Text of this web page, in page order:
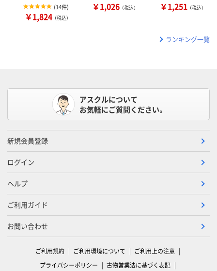
(14件)
￥1,824 （税込）
￥1,026 （税込） ￥1,251 （税込）
ランキング一覧
アスクルについて
お気軽にご質問ください。
新規会員登録
ログイン
ヘルプ
ご利用ガイド
お問い合わせ
ご利用規約 ご利用環境について
ご利用上の注意
プライバシーポリシー
古物営業法に基づく表記